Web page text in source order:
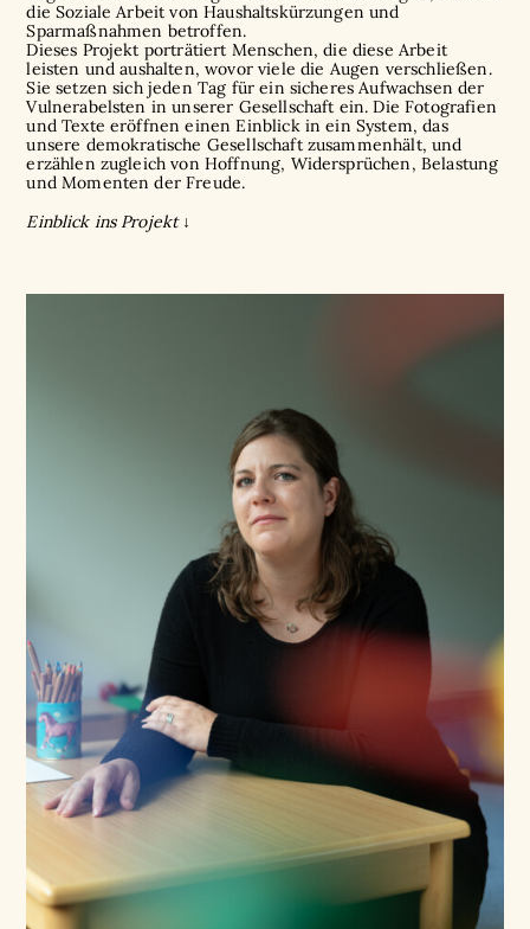
die Soziale Arbeit von Haushaltskürzungen und
Sparmaßnahmen betroffen.
Dieses Projekt porträtiert Menschen, die diese Arbeit
leisten und aushalten, wovor viele die Augen verschließen.
Sie setzen sich jeden Tag für ein sicheres Aufwachsen der
Vulnerabelsten in unserer Gesellschaft ein. Die Fotografien
und Texte eröffnen einen Einblick in ein System, das
unsere demokratische Gesellschaft zusammenhält, und
erzählen zugleich von Hoffnung, Widersprüchen, Belastung
und Momenten der Freude.
Einblick ins Projekt ↓